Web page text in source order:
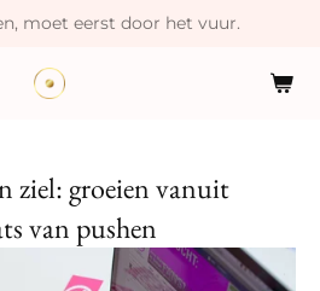
moet eerst door het vuur.
ziel: groeien vanuit
van pushen